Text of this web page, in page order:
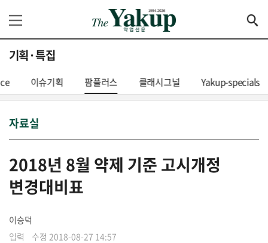
기획·특집
이슈기획 팜플러스 클래시그널 Yakup-specials
자료실
2018년 8월 약제 기준 고시개정
변경대비표
이승덕
입력 수정 2018-08-27 14:57